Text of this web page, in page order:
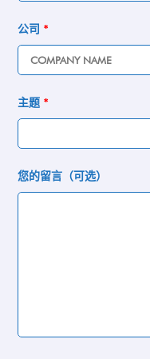
公司 *
主题 *
您的留言（可选）